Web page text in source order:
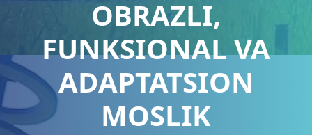
OBRAZLI,
FUNKSIONAL VA
ADAPTATSION
MOSLIK